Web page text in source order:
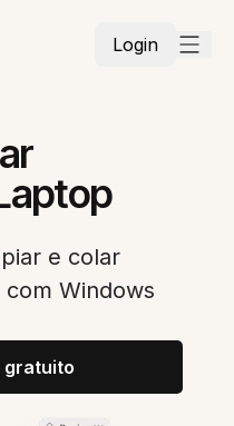
Login
e colar
Windows
gratuito